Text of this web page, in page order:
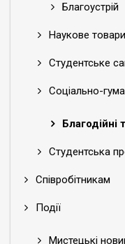
Благоустрій
Наукове
Студентське
Соціально-
Благодійні
Студентська
Співробітникам
Події
Мистецькі